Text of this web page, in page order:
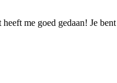
me goed gedaan! Je bent